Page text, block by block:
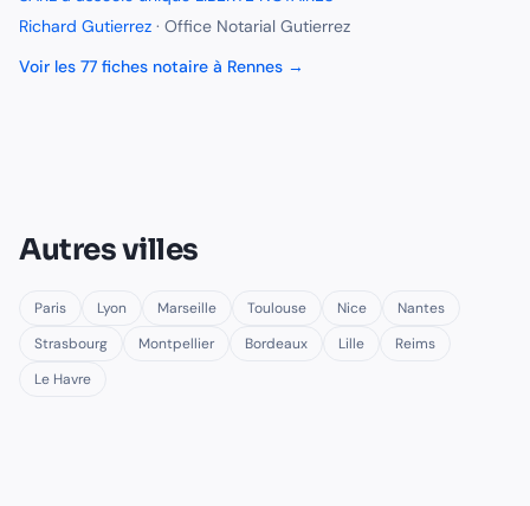
Richard Gutierrez · Office Notarial Gutierrez
Voir les 77 fiches notaire à Rennes →
Autres villes
Paris Lyon Marseille Toulouse Nice
Nantes
Strasbourg
Montpellier Bordeaux Lille
Reims
Le Havre